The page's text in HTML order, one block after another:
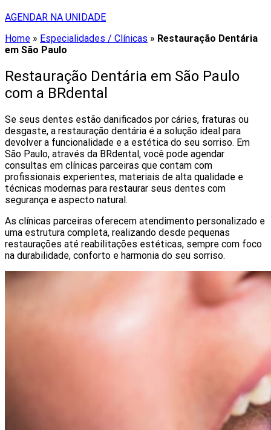
AGENDAR NA UNIDADE
Home » Especialidades / Clínicas » Restauração Dentária
em São Paulo
Restauração Dentária em São Paulo
com a BRdental
Se seus dentes estão danificados por cáries, fraturas ou
desgaste, a restauração dentária é a solução ideal para
devolver a funcionalidade e a estética do seu sorriso. Em
São Paulo, através da BRdental, você pode agendar
consultas em clínicas parceiras que contam com
profissionais experientes, materiais de alta qualidade e
técnicas modernas para restaurar seus dentes com
segurança e aspecto natural.
As clínicas parceiras oferecem atendimento personalizado e
uma estrutura completa, realizando desde pequenas
restaurações até reabilitações estéticas, sempre com foco
na durabilidade, conforto e harmonia do seu sorriso.